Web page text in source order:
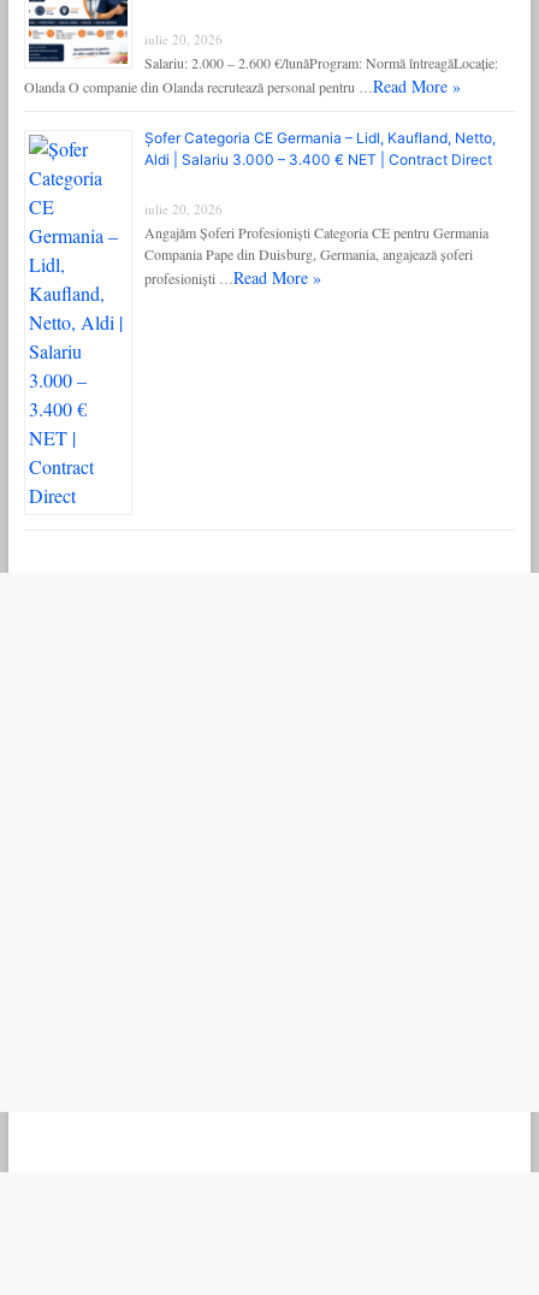
iulie 20, 2026
Salariu: 2.000 – 2.600 €/lunăProgram: Normă întreagăLocație:
Olanda O companie din Olanda recrutează personal pentru … Read More »
Șofer Categoria CE Germania – Lidl, Kaufland, Netto,
Aldi | Salariu 3.000 – 3.400 € NET | Contract Direct
iulie 20, 2026
Angajăm Șoferi Profesioniști Categoria CE pentru Germania
Compania Pape din Duisburg, Germania, angajează șoferi
profesioniști … Read More »